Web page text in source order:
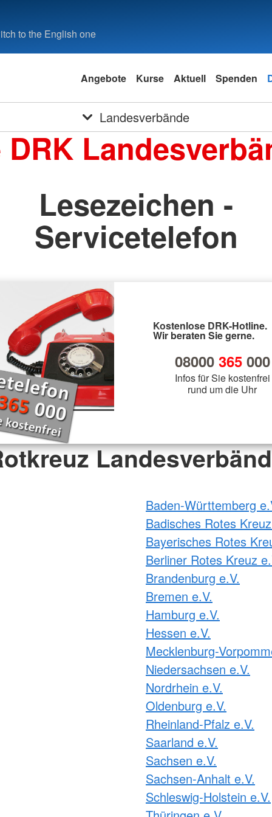
to the English one
Angebote Kurse Aktuell Spenden
Landesverbände
DRK
Lesezeichen -
Servicetelefon
Kostenlose DRK-Hotline.
Wir beraten Sie gerne.
08000 365000
Infos für Sie kostenfrei
rund um die Uhr
Baden-Württemberg
Badisches Rotes
Bayerisches Rotes
Berliner Rotes Kreuz
Brandenburg e.V.
Bremen e.V.
Hamburg e.V.
Hessen e.V.
Mecklenburg-
Niedersachsen e.V.
Nordrhein e.V.
Oldenburg e.V.
Rheinland-Pfalz e.V.
Saarland e.V.
Sachsen e.V.
Sachsen-Anhalt e.V.
Schleswig-Holstein e.V.